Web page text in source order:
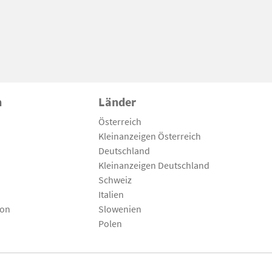
Länder
Österreich
Kleinanzeigen Österreich
Deutschland
Kleinanzeigen Deutschland
Schweiz
Italien
Slowenien
Polen